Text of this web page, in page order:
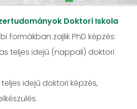
Doktori Iskola
formákban zajlik PhD képzés:
teljes idejű (nappali) doktori
idejű doktori képzés,